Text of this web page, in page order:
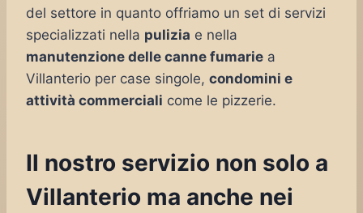
del settore in quanto offriamo un set di servizi
specializzati nella pulizia e nella
manutenzione delle canne fumarie a
Villanterio per case singole, condomini e
attività commerciali come le pizzerie.
Il nostro servizio non solo a
Villanterio ma anche nei